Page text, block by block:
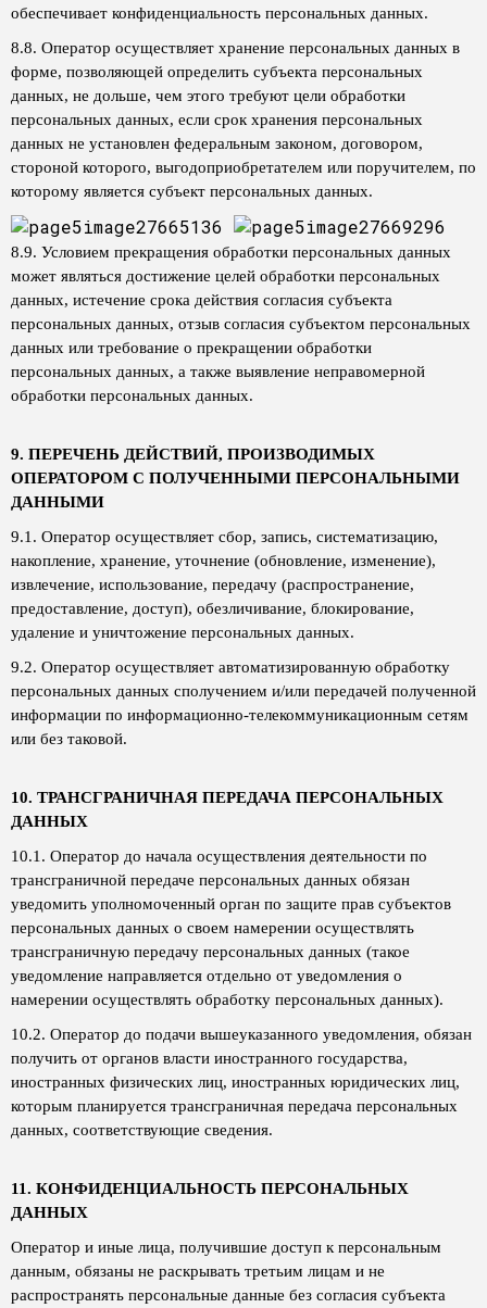
обеспечивает конфиденциальность персональных данных.
8.8. Оператор осуществляет хранение персональных данных в
форме, позволяющей определить субъекта персональных
данных, не дольше, чем этого требуют цели обработки
персональных данных, если срок хранения персональных
данных не установлен федеральным законом, договором,
стороной которого, выгодоприобретателем или поручителем, по
которому является субъект персональных данных.
8.9. Условием прекращения обработки персональных данных
может являться достижение целей обработки персональных
данных, истечение срока действия согласия субъекта
персональных данных, отзыв согласия субъектом персональных
данных или требование о прекращении обработки
персональных данных, а также выявление неправомерной
обработки персональных данных.
9. ПЕРЕЧЕНЬ ДЕЙСТВИЙ, ПРОИЗВОДИМЫХ
ОПЕРАТОРОМ С ПОЛУЧЕННЫМИ ПЕРСОНАЛЬНЫМИ
ДАННЫМИ
9.1. Оператор осуществляет сбор, запись, систематизацию,
накопление, хранение, уточнение (обновление, изменение),
извлечение, использование, передачу (распространение,
предоставление, доступ), обезличивание, блокирование,
удаление и уничтожение персональных данных.
9.2. Оператор осуществляет автоматизированную обработку
персональных данных сполучением и/или передачей полученной
информации по информационно-телекоммуникационным сетям
или без таковой.
10. ТРАНСГРАНИЧНАЯ ПЕРЕДАЧА ПЕРСОНАЛЬНЫХ
ДАННЫХ
10.1. Оператор до начала осуществления деятельности по
трансграничной передаче персональных данных обязан
уведомить уполномоченный орган по защите прав субъектов
персональных данных о своем намерении осуществлять
трансграничную передачу персональных данных (такое
уведомление направляется отдельно от уведомления о
намерении осуществлять обработку персональных данных).
10.2. Оператор до подачи вышеуказанного уведомления, обязан
получить от органов власти иностранного государства,
иностранных физических лиц, иностранных юридических лиц,
которым планируется трансграничная передача персональных
данных, соответствующие сведения.
11. КОНФИДЕНЦИАЛЬНОСТЬ ПЕРСОНАЛЬНЫХ
ДАННЫХ
Оператор и иные лица, получившие доступ к персональным
данным, обязаны не раскрывать третьим лицам и не
распространять персональные данные без согласия субъекта